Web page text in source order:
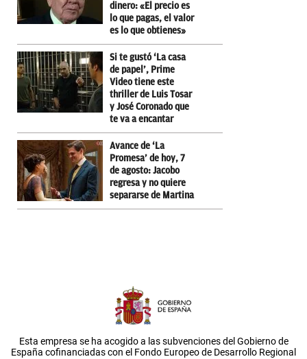
dinero: «El precio es
lo que pagas, el valor
es lo que obtienes»
Si te gustó ‘La casa
de papel’, Prime
Video tiene este
thriller de Luis Tosar
y José Coronado que
te va a encantar
Avance de ‘La
Promesa’ de hoy, 7
de agosto: Jacobo
regresa y no quiere
separarse de Martina
Esta empresa se ha acogido a las subvenciones del Gobierno de
España cofinanciadas con el Fondo Europeo de Desarrollo Regional